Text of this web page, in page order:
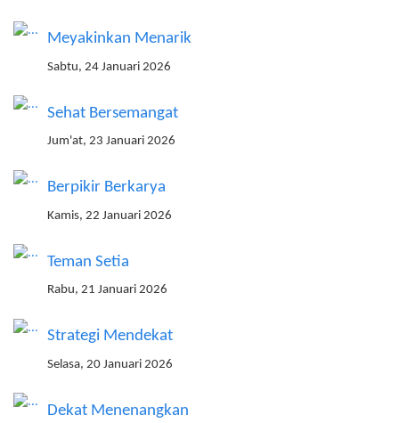
Meyakinkan Menarik
Sabtu, 24 Januari 2026
Sehat Bersemangat
Jum'at, 23 Januari 2026
Berpikir Berkarya
Kamis, 22 Januari 2026
Teman Setia
Rabu, 21 Januari 2026
Strategi Mendekat
Selasa, 20 Januari 2026
Dekat Menenangkan